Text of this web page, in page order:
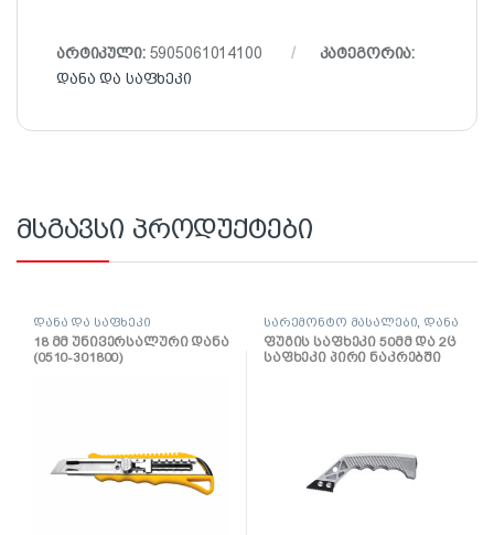
არტიკული: 5905061014100
კატეგორია:
დანა და საფხეკი
მსგავსი პროდუქტები
დანა და საფხეკი
18 მმ უნივერსალური დანა
(0510-301800)
სარემონტო მასალები დანა
და საფხეკი
ფუგის საფხეკი 50მმ და 2ც
საფხეკი პირი ნაკრებში